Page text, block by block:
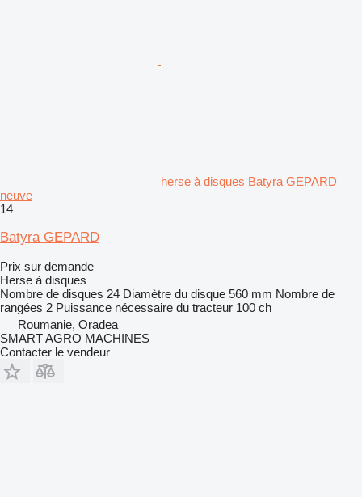
herse à disques Batyra GEPARD
neuve
14
Batyra GEPARD
Prix sur demande
Herse à disques
Nombre de disques 24 Diamètre du disque 560 mm Nombre de
rangées 2 Puissance nécessaire du tracteur 100 ch
Roumanie, Oradea
SMART AGRO MACHINES
Contacter le vendeur